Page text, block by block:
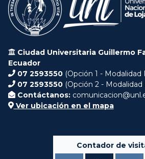
Ciudad Universitaria Guillermo
Ecuador
07 2593550 (Opción 1 - Modalidad
07 2593550 (Opción 2 - Modalidad
Contáctanos:
Ver ubicación en el mapa
Contador de